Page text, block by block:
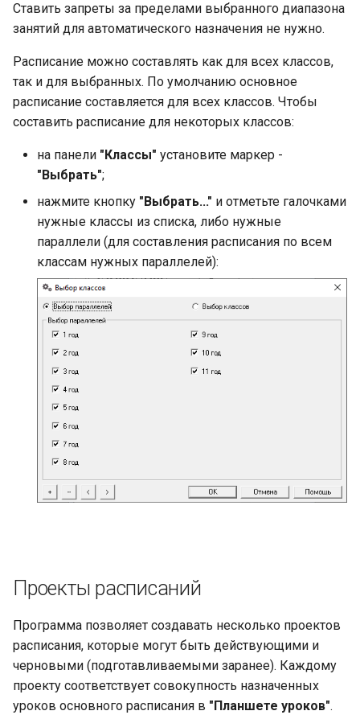
Ставить запреты за пределами выбранного диапазона
занятий для автоматического назначения не нужно.
Расписание можно составлять как для всех классов,
так и для выбранных. По умолчанию основное
расписание составляется для всех классов. Чтобы
составить расписание для некоторых классов:
на панели "Классы" установите маркер -
"Выбрать";
нажмите кнопку "Выбрать..." и отметьте галочками
нужные классы из списка, либо нужные
параллели (для составления расписания по всем
классам нужных параллелей):
Проекты расписаний
Программа позволяет создавать несколько проектов
расписания, которые могут быть действующими и
черновыми (подготавливаемыми заранее). Каждому
проекту соответствует совокупность назначенных
уроков основного расписания в "Планшете уроков".